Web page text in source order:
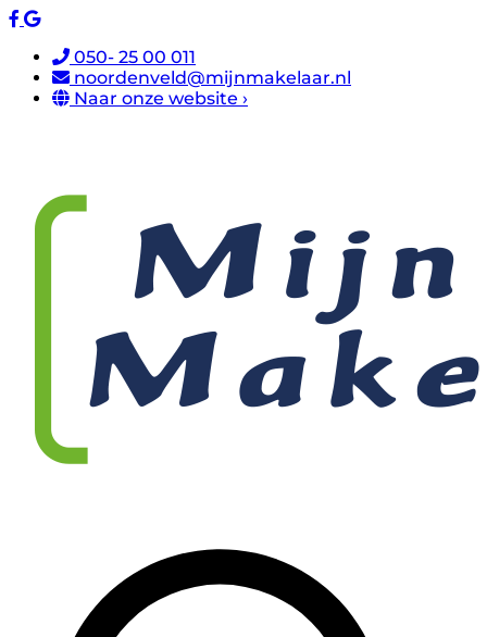
050- 25 00 011
noordenveld@mijnmakelaar.nl
Naar onze website ›